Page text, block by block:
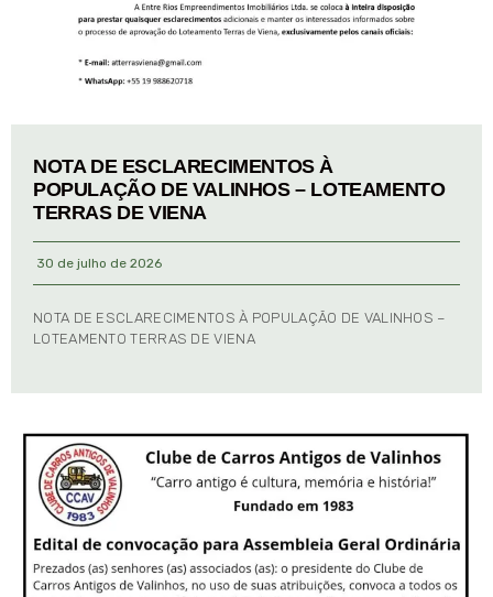
NOTA DE ESCLARECIMENTOS À
POPULAÇÃO DE VALINHOS – LOTEAMENTO
TERRAS DE VIENA
30 de julho de 2026
NOTA DE ESCLARECIMENTOS À POPULAÇÃO DE VALINHOS –
LOTEAMENTO TERRAS DE VIENA